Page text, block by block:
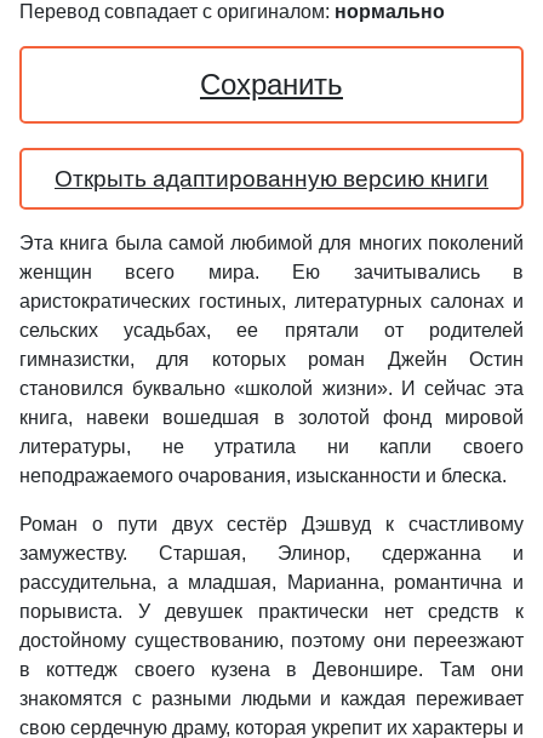
Перевод совпадает с оригиналом: нормально
Сохранить
Открыть адаптированную версию книги
Эта книга была самой любимой для многих поколений
женщин всего мира. Ею зачитывались в
аристократических гостиных, литературных салонах и
сельских усадьбах, ее прятали от родителей
гимназистки, для которых роман Джейн Остин
становился буквально «школой жизни». И сейчас эта
книга, навеки вошедшая в золотой фонд мировой
литературы, не утратила ни капли своего
неподражаемого очарования, изысканности и блеска.
Роман о пути двух сестёр Дэшвуд к счастливому
замужеству. Старшая, Элинор, сдержанна и
рассудительна, а младшая, Марианна, романтична и
порывиста. У девушек практически нет средств к
достойному существованию, поэтому они переезжают
в коттедж своего кузена в Девоншире. Там они
знакомятся с разными людьми и каждая переживает
свою сердечную драму, которая укрепит их характеры и